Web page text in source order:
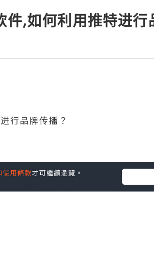
,如何利用推特进行
行品牌传播？
引人的内容、使用热门话题和与
可以帮助品牌更好地接触目标受众
使用條款才可繼續瀏覽。